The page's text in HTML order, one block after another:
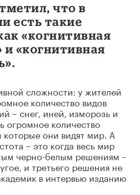
что в
есть такие
«когнитивная
и «когнитивная
сложности: у жителей
количество видов
– снег, иней, изморозь и
огромное количество
которые они видят мир. А
– это когда весь мир
черно-белым решениям –
и третьего решения не
в интервью изданию